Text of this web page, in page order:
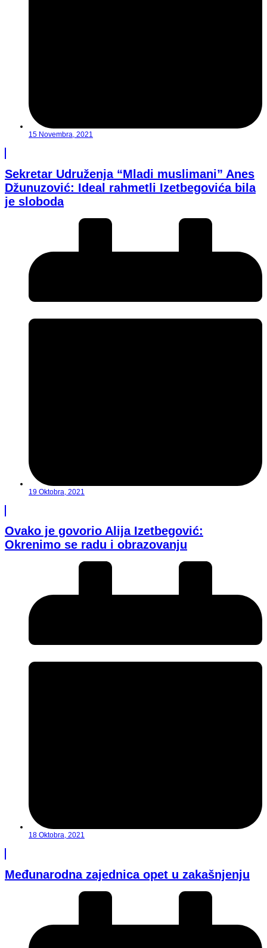
15 Novembra, 2021
Sekretar Udruženja “Mladi muslimani” Anes
Džunuzović: Ideal rahmetli Izetbegovića bila
je sloboda
19 Oktobra, 2021
Ovako je govorio Alija Izetbegović:
Okrenimo se radu i obrazovanju
18 Oktobra, 2021
Međunarodna zajednica opet u zakašnjenju